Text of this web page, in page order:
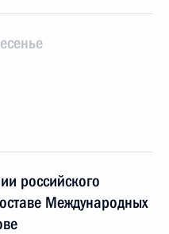
российского
Международных